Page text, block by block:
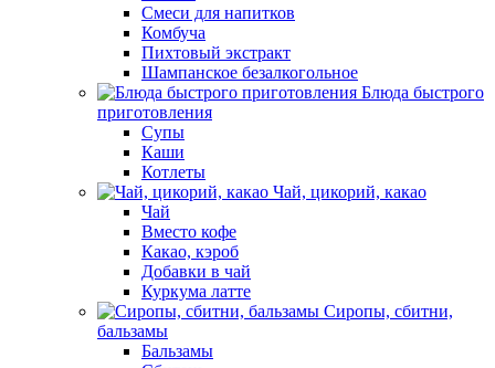
Смеси для напитков
Комбуча
Пихтовый экстракт
Шампанское безалкогольное
Блюда быстрого
приготовления
Супы
Каши
Котлеты
Чай, цикорий, какао
Чай
Вместо кофе
Какао, кэроб
Добавки в чай
Куркума латте
Сиропы, сбитни,
бальзамы
Бальзамы